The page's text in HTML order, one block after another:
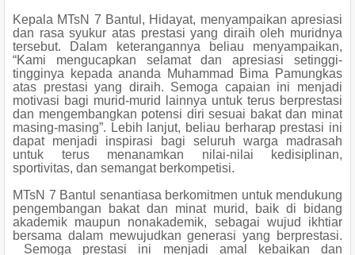
Kepala MTsN 7 Bantul, Hidayat, menyampaikan apresiasi
dan rasa syukur atas prestasi yang diraih oleh muridnya
tersebut. Dalam keterangannya beliau menyampaikan,
“Kami mengucapkan selamat dan apresiasi setinggi-
tingginya kepada ananda Muhammad Bima Pamungkas
atas prestasi yang diraih. Semoga capaian ini menjadi
motivasi bagi murid-murid lainnya untuk terus berprestasi
dan mengembangkan potensi diri sesuai bakat dan minat
masing-masing”. Lebih lanjut, beliau berharap prestasi ini
dapat menjadi inspirasi bagi seluruh warga madrasah
untuk terus menanamkan nilai-nilai kedisiplinan,
sportivitas, dan semangat berkompetisi.
MTsN 7 Bantul senantiasa berkomitmen untuk mendukung
pengembangan bakat dan minat murid, baik di bidang
akademik maupun nonakademik, sebagai wujud ikhtiar
bersama dalam mewujudkan generasi yang berprestasi.
Semoga prestasi ini menjadi amal kebaikan dan